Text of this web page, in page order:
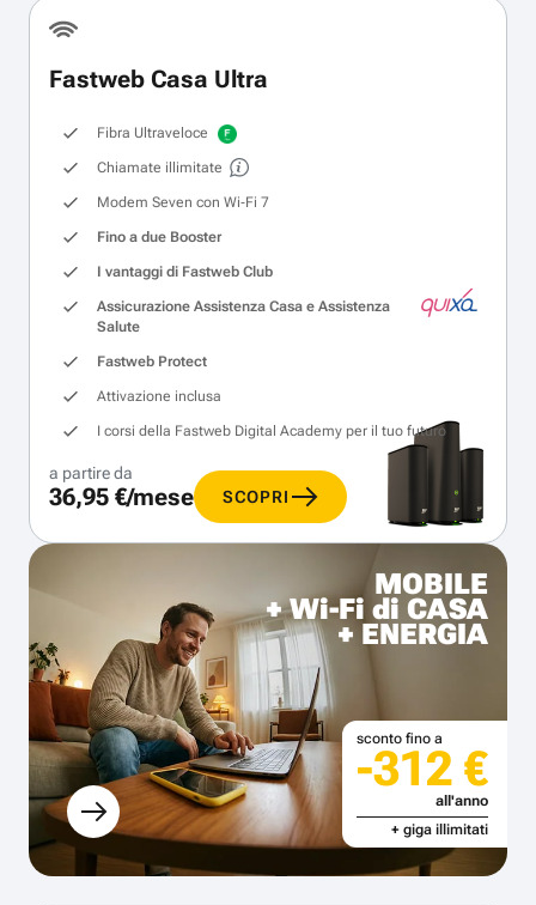
Fastweb Casa Ultra
Fibra Ultraveloce
Chiamate illimitate
Modem Seven con Wi‑Fi 7
Fino a due Booster
I vantaggi di Fastweb Club
Assicurazione Assistenza Casa e Assistenza
Salute
Fastweb Protect
Attivazione inclusa
I corsi della Fastweb Digital Academy per il tuo futuro
a partire da
36,95 €/mese SCOPRI
MOBILE
+ Wi-Fi di CASA
+ ENERGIA
sconto fino a
-312 €
all'anno
+ giga illimitati